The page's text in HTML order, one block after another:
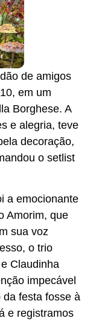
de amigos
em um
Borghese. A
e alegria, teve
decoração,
o setlist
a emocionante
Amorim, que
sua voz
o trio
Claudinha
impecável
festa fosse à
e registramos